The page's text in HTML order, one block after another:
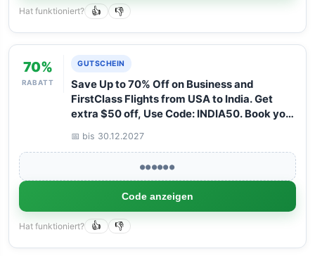
Hat funktioniert? 👍 👎
70%
RABATT
GUTSCHEIN
Save Up to 70% Off on Business and
FirstClass Flights from USA to India. Get
extra $50 off, Use Code: INDIA50. Book your
📅 bis 30.12.2027
●●●●●●
Code anzeigen
Hat funktioniert? 👍 👎